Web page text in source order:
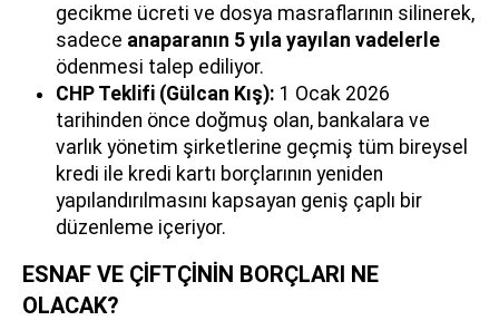
gecikme ücreti ve dosya masraflarının silinerek,
sadece anaparanın 5 yıla yayılan vadelerle
ödenmesi talep ediliyor.
CHP Teklifi (Gülcan Kış): 1 Ocak 2026
tarihinden önce doğmuş olan, bankalara ve
varlık yönetim şirketlerine geçmiş tüm bireysel
kredi ile kredi kartı borçlarının yeniden
yapılandırılmasını kapsayan geniş çaplı bir
düzenleme içeriyor.
ESNAF VE ÇİFTÇİNİN BORÇLARI NE
OLACAK?